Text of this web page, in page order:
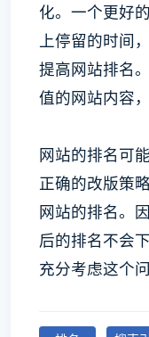
化。一个更好
上停留的时间
提高网站排名
值的网站内容
网站的排名可
正确的改版策
网站的排名。
后的排名不会
充分考虑这个问